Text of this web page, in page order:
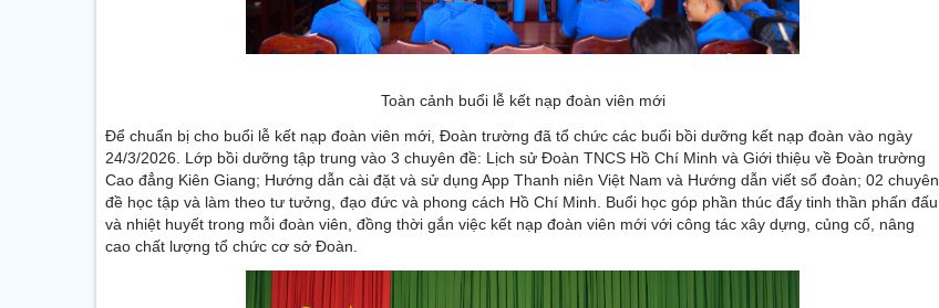
Toàn cảnh buổi lễ kết nạp đoàn viên mới
Để chuẩn bị cho buổi lễ kết nạp đoàn viên mới, Đoàn trường đã tổ chức các buổi bồi dưỡng kết nạp đoàn vào ngày
24/3/2026. Lớp bồi dưỡng tập trung vào 3 chuyên đề: Lịch sử Đoàn TNCS Hồ Chí Minh và Giới thiệu về Đoàn trường
Cao đẳng Kiên Giang; Hướng dẫn cài đặt và sử dụng App Thanh niên Việt Nam và Hướng dẫn viết sổ đoàn; 02 chuyên
đề học tập và làm theo tư tưởng, đạo đức và phong cách Hồ Chí Minh. Buổi học góp phần thúc đẩy tinh thần phấn đấu
và nhiệt huyết trong mỗi đoàn viên, đồng thời gắn việc kết nạp đoàn viên mới với công tác xây dựng, củng cố, nâng
cao chất lượng tổ chức cơ sở Đoàn.